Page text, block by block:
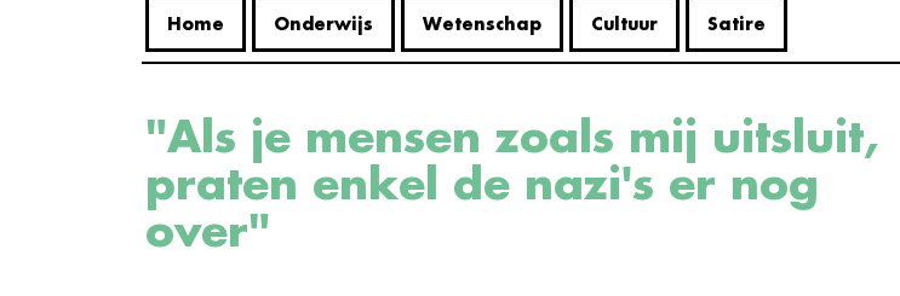
Home Onderwijs Wetenschap Cultuur Satire
"Als je mensen zoals mij uitsluit,
praten enkel de nazi's er nog
over"